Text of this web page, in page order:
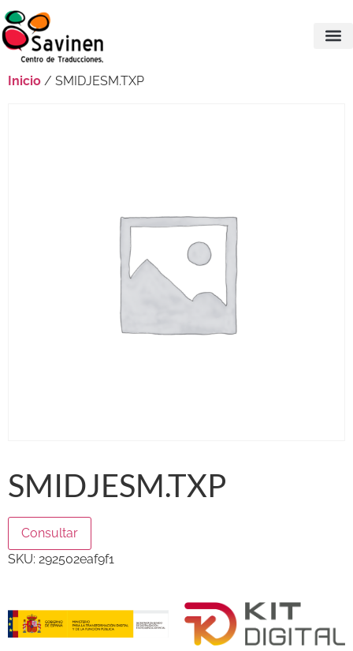
Inicio / SMIDJESM.TXP
SMIDJESM.TXP
Consultar
SKU: 292502eaf9f1